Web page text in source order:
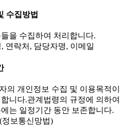
수집방법
을 수집하여 처리합니다.
연락처, 담당자명, 이메일
의 개인정보 수집 및 이용목적이
니다.관계법령의 규정에 의하여
는 일정기간 동안 보존합니다.
정보통신망법)